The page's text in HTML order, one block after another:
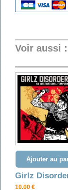
Voir aussi :
Ajouter au
Girlz
10.00 €